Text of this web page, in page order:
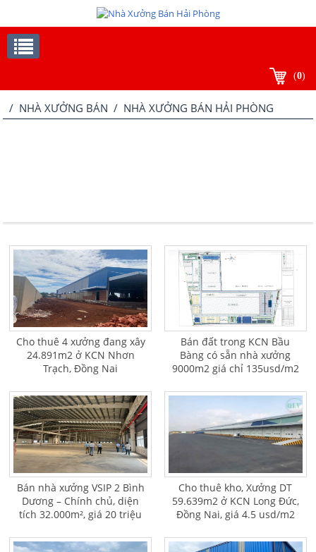
(0)
/ NHÀ XƯỞNG BÁN / NHÀ XƯỞNG BÁN HẢI PHÒNG
Cho thuê 4 xưởng đang xây
24.891m2 ở KCN Nhơn
Trạch, Đồng Nai
Bán đất trong KCN Bầu
Bàng có sẵn nhà xưởng
9000m2 giá chỉ 135usd/m2
Bán nhà xưởng VSIP 2 Bình
Dương – Chính chủ, diện
tích 32.000m², giá 20 triệu
Cho thuê kho, Xưởng DT
59.639m2 ở KCN Long Đức,
Đồng Nai, giá 4.5 usd/m2